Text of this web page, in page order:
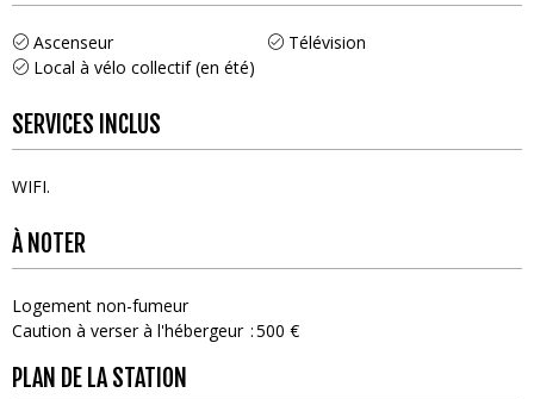
Ascenseur
Télévision
Local à vélo collectif (en été)
SERVICES INCLUS
WIFI
À NOTER
Logement non-fumeur
Caution à verser à l'hébergeur 500 €
PLAN DE LA STATION